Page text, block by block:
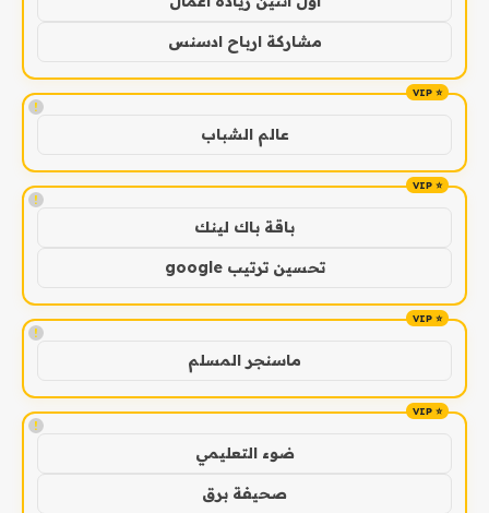
مشاركة ارباح ادسنس
!
عالم الشباب
!
باقة باك لينك
تحسين ترتيب google
!
ماسنجر المسلم
!
ضوء التعليمي
صحيفة برق